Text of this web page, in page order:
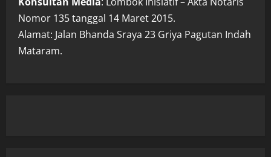
Nomor 135 tanggal 14 Maret 2015.
Alamat: Jalan Bhanda Sraya 23 Griya Pagutan Indah
Mataram.